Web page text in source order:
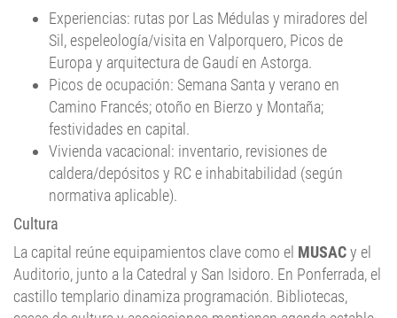
Sil, espeleología/visita en Valporquero, Picos de
Europa y arquitectura de Gaudí en Astorga.
Picos de ocupación: Semana Santa y verano en
Camino Francés; otoño en Bierzo y Montaña;
festividades en capital.
Vivienda vacacional: inventario, revisiones de
caldera/depósitos y RC e inhabitabilidad (según
normativa aplicable).
Cultura
La capital reúne equipamientos clave como el
Auditorio, junto a la Catedral y San Isidoro. En Ponferrada, el
castillo templario dinamiza programación. Bibliotecas,
casas de cultura y asociaciones mantienen agenda estable
en comarcas. Gastronomía con vinos D.O., cecina, botillo del